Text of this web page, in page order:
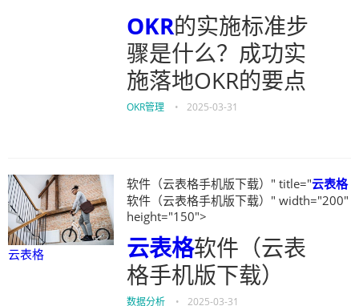
OKR的实施标准步
骤是什么？成功实
施落地OKR的要点
OKR管理 • 2025-03-31
云表格
软件（云表格手机版下载）" title="云表格
软件（云表格手机版下载）" width="200"
height="150">
云表格软件（云表
格手机版下载）
数据分析 • 2025-03-31